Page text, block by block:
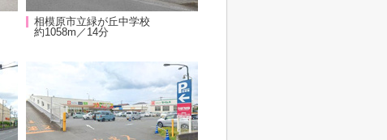
相模原市立緑が丘中学校
約1058m／14分